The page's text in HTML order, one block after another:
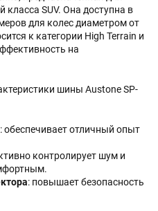
SUV. Она доступна в
для колес диаметром от
к категории High Terrain и
на
шины Austone SP-
: обеспечивает отличный опыт
контролирует шум и
: повышает безопасность